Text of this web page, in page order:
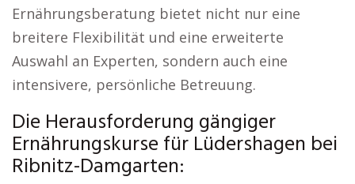
Ernährungsberatung bietet nicht nur eine
breitere Flexibilität und eine erweiterte
Auswahl an Experten, sondern auch eine
intensivere, persönliche Betreuung.
Die Herausforderung gängiger
Ernährungskurse für Lüdershagen bei
Ribnitz-Damgarten: